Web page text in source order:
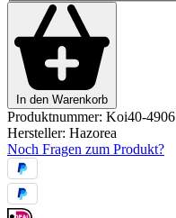
In den Warenkorb
Produktnummer: Koi40-4906
Hersteller: Hazorea
Noch Fragen zum Produkt?